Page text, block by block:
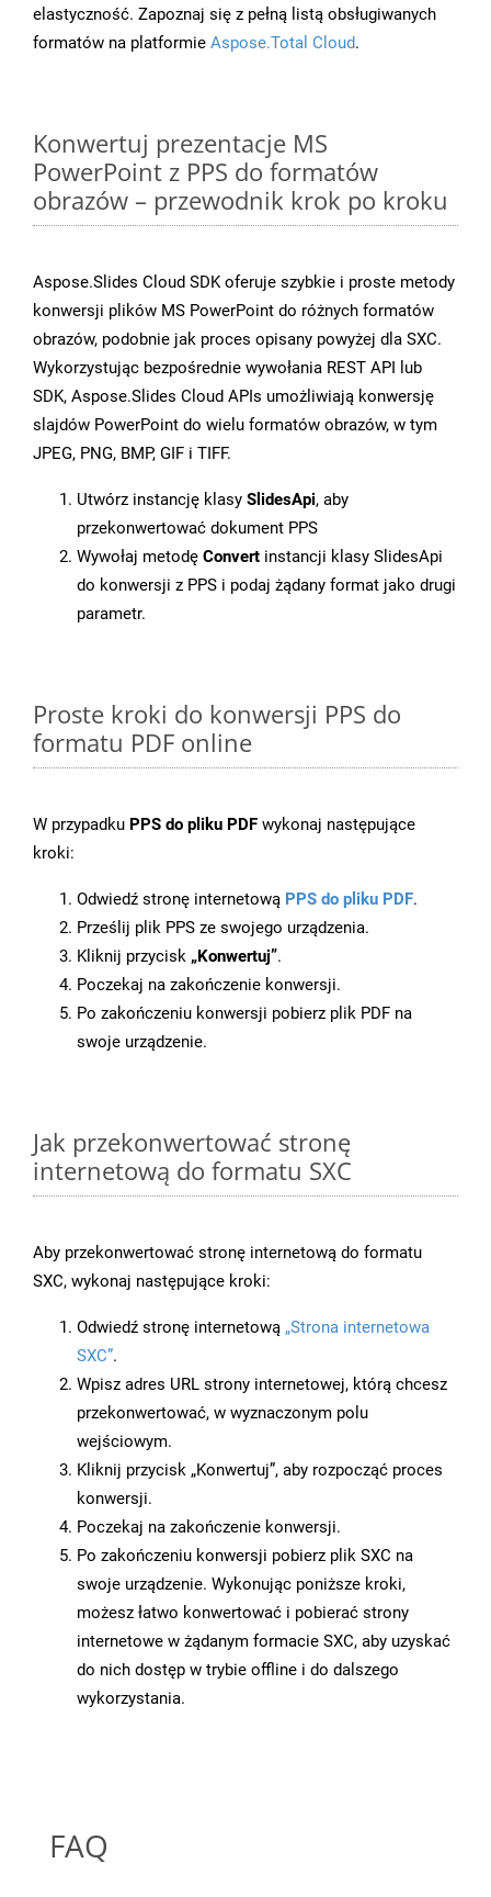
elastyczność. Zapoznaj się z pełną listą obsługiwanych
formatów na platformie Aspose.Total Cloud.
Konwertuj prezentacje MS
PowerPoint z PPS do formatów
obrazów – przewodnik krok po kroku
Aspose.Slides Cloud SDK oferuje szybkie i proste metody
konwersji plików MS PowerPoint do różnych formatów
obrazów, podobnie jak proces opisany powyżej dla SXC.
Wykorzystując bezpośrednie wywołania REST API lub
SDK, Aspose.Slides Cloud APIs umożliwiają konwersję
slajdów PowerPoint do wielu formatów obrazów, w tym
JPEG, PNG, BMP, GIF i TIFF.
Utwórz instancję klasy SlidesApi, aby
przekonwertować dokument PPS
Wywołaj metodę Convert instancji klasy SlidesApi
do konwersji z PPS i podaj żądany format jako drugi
parametr.
Proste kroki do konwersji PPS do
formatu PDF online
W przypadku PPS do pliku PDF wykonaj następujące
kroki:
Odwiedź stronę internetową PPS do pliku PDF.
Prześlij plik PPS ze swojego urządzenia.
Kliknij przycisk „Konwertuj”.
Poczekaj na zakończenie konwersji.
Po zakończeniu konwersji pobierz plik PDF na
swoje urządzenie.
Jak przekonwertować stronę
internetową do formatu SXC
Aby przekonwertować stronę internetową do formatu
SXC, wykonaj następujące kroki:
Odwiedź stronę internetową „Strona internetowa
SXC”.
Wpisz adres URL strony internetowej, którą chcesz
przekonwertować, w wyznaczonym polu
wejściowym.
Kliknij przycisk „Konwertuj”, aby rozpocząć proces
konwersji.
Poczekaj na zakończenie konwersji.
Po zakończeniu konwersji pobierz plik SXC na
swoje urządzenie. Wykonując poniższe kroki,
możesz łatwo konwertować i pobierać strony
internetowe w żądanym formacie SXC, aby uzyskać
do nich dostęp w trybie offline i do dalszego
wykorzystania.
FAQ